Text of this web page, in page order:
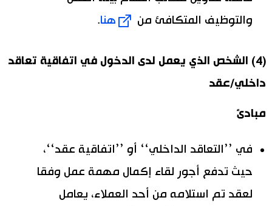
والتوظيف المتكافئ من
هنا.
(4) الشخص الذي يعمل لدى الدخول في اتفاقية تعاقد
داخلي/عقد
مبادئ
في ’’التعاقد الداخلي‘‘ أو ’’اتفاقية عقد‘‘،
حيث تدفع أجور لقاء إكمال مهمة عمل وفقا
لعقد تم استلامه من أحد العملاء، يعامل